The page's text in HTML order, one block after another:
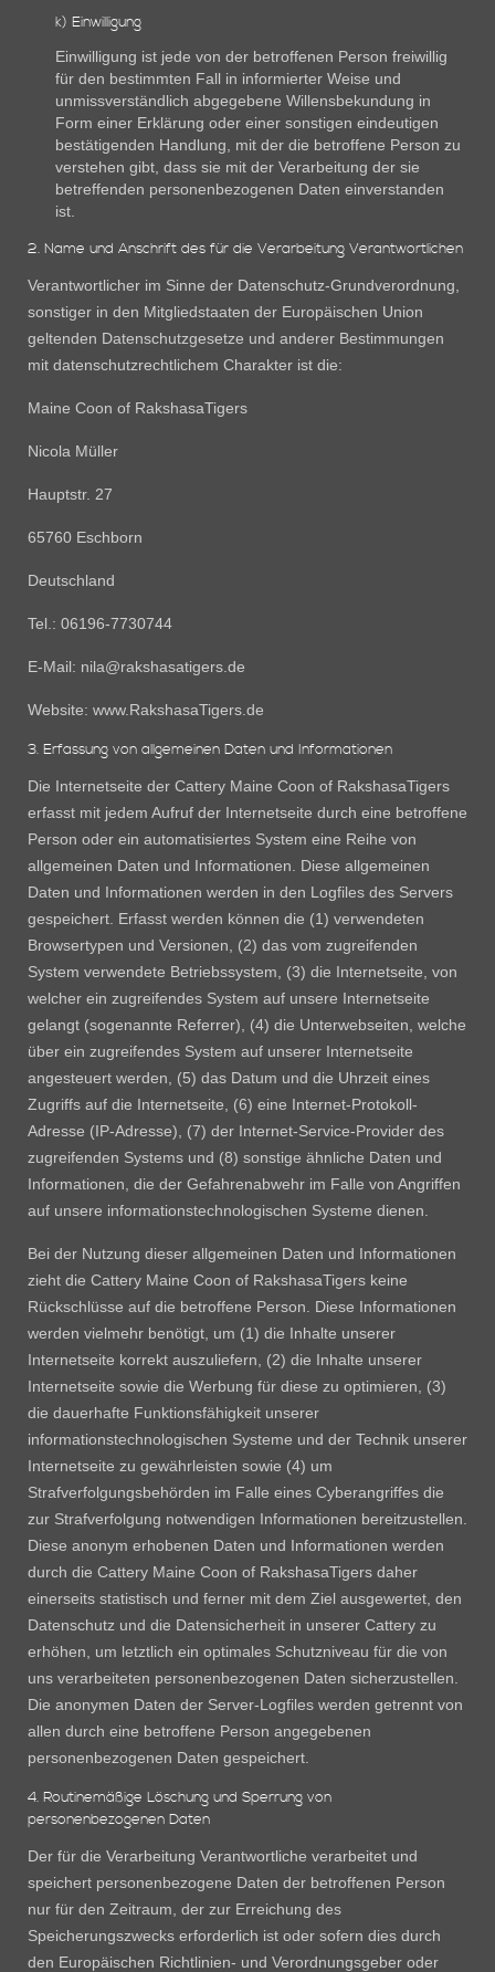
k) Einwilligung
Einwilligung ist jede von der betroffenen Person freiwillig
für den bestimmten Fall in informierter Weise und
unmissverständlich abgegebene Willensbekundung in
Form einer Erklärung oder einer sonstigen eindeutigen
bestätigenden Handlung, mit der die betroffene Person zu
verstehen gibt, dass sie mit der Verarbeitung der sie
betreffenden personenbezogenen Daten einverstanden
ist.
2. Name und Anschrift des für die Verarbeitung Verantwortlichen
Verantwortlicher im Sinne der Datenschutz-Grundverordnung,
sonstiger in den Mitgliedstaaten der Europäischen Union
geltenden Datenschutzgesetze und anderer Bestimmungen
mit datenschutzrechtlichem Charakter ist die:
Maine Coon of RakshasaTigers
Nicola Müller
Hauptstr. 27
65760 Eschborn
Deutschland
Tel.: 06196-7730744
E-Mail: nila@rakshasatigers.de
Website: www.RakshasaTigers.de
3. Erfassung von allgemeinen Daten und Informationen
Die Internetseite der Cattery Maine Coon of RakshasaTigers
erfasst mit jedem Aufruf der Internetseite durch eine betroffene
Person oder ein automatisiertes System eine Reihe von
allgemeinen Daten und Informationen. Diese allgemeinen
Daten und Informationen werden in den Logfiles des Servers
gespeichert. Erfasst werden können die (1) verwendeten
Browsertypen und Versionen, (2) das vom zugreifenden
System verwendete Betriebssystem, (3) die Internetseite, von
welcher ein zugreifendes System auf unsere Internetseite
gelangt (sogenannte Referrer), (4) die Unterwebseiten, welche
über ein zugreifendes System auf unserer Internetseite
angesteuert werden, (5) das Datum und die Uhrzeit eines
Zugriffs auf die Internetseite, (6) eine Internet-Protokoll-
Adresse (IP-Adresse), (7) der Internet-Service-Provider des
zugreifenden Systems und (8) sonstige ähnliche Daten und
Informationen, die der Gefahrenabwehr im Falle von Angriffen
auf unsere informationstechnologischen Systeme dienen.
Bei der Nutzung dieser allgemeinen Daten und Informationen
zieht die Cattery Maine Coon of RakshasaTigers keine
Rückschlüsse auf die betroffene Person. Diese Informationen
werden vielmehr benötigt, um (1) die Inhalte unserer
Internetseite korrekt auszuliefern, (2) die Inhalte unserer
Internetseite sowie die Werbung für diese zu optimieren, (3)
die dauerhafte Funktionsfähigkeit unserer
informationstechnologischen Systeme und der Technik unserer
Internetseite zu gewährleisten sowie (4) um
Strafverfolgungsbehörden im Falle eines Cyberangriffes die
zur Strafverfolgung notwendigen Informationen bereitzustellen.
Diese anonym erhobenen Daten und Informationen werden
durch die Cattery Maine Coon of RakshasaTigers daher
einerseits statistisch und ferner mit dem Ziel ausgewertet, den
Datenschutz und die Datensicherheit in unserer Cattery zu
erhöhen, um letztlich ein optimales Schutzniveau für die von
uns verarbeiteten personenbezogenen Daten sicherzustellen.
Die anonymen Daten der Server-Logfiles werden getrennt von
allen durch eine betroffene Person angegebenen
personenbezogenen Daten gespeichert.
4. Routinemäßige Löschung und Sperrung von
personenbezogenen Daten
Der für die Verarbeitung Verantwortliche verarbeitet und
speichert personenbezogene Daten der betroffenen Person
nur für den Zeitraum, der zur Erreichung des
Speicherungszwecks erforderlich ist oder sofern dies durch
den Europäischen Richtlinien- und Verordnungsgeber oder